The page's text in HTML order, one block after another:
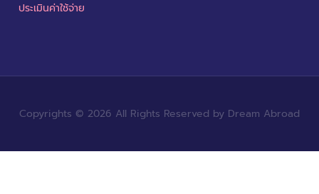
ประเมินค่าใช้จ่าย
Copyrights © 2026 All Rights Reserved by Dream Abroad